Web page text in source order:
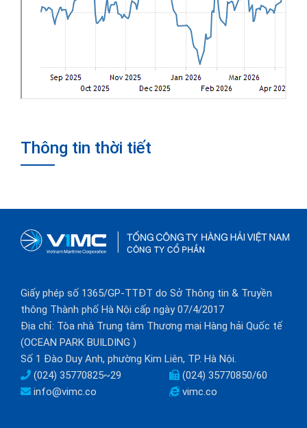
Thông tin thời tiết
Giấy phép số 1365/GP-TTĐT do Sở Thông tin & Truyền
thông Thành phố Hà Nội cấp ngày 07/4/2017
Địa chỉ: Tòa nhà Trung tâm Thương mại Hàng hải Quốc tế
(OCEAN PARK BUILDING )
Số 1 Đào Duy Anh, phường Kim Liên, TP. Hà Nội.
(024) 35770825~29
(024) 35770850/60
info@vimc.co
vimc.co